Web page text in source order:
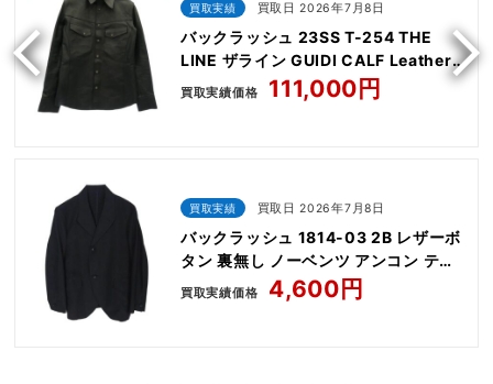
買取実績 買取日 2026年7月8日
バックラッシュ 23SS T-254 THE
LINE ザライン GUIDI CALF Leather
Shirts
買取実績価格 111,000円
買取実績 買取日 2026年7月8日
バックラッシュ 1814-03 2B レザーボ
タン 裏無し ノーベンツ アンコン テー
ラード ジャケット
買取実績価格 4,600円